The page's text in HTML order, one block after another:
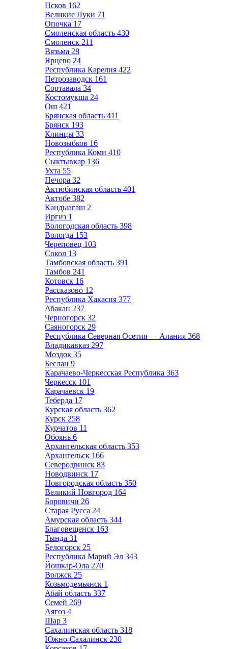
Псков 162
Великие Луки 71
Опочка 17
Смоленская область 430
Смоленск 211
Вязьма 28
Ярцево 24
Республика Карелия 422
Петрозаводск 161
Сортавала 34
Костомукша 24
Ош 421
Брянская область 411
Брянск 193
Клинцы 33
Новозыбков 16
Республика Коми 410
Сыктывкар 136
Ухта 55
Печора 32
Актюбинская область 401
Актобе 382
Кандыагаш 2
Иргиз 1
Вологодская область 398
Вологда 153
Череповец 103
Сокол 13
Тамбовская область 391
Тамбов 241
Котовск 16
Рассказово 12
Республика Хакасия 377
Абакан 237
Черногорск 32
Саяногорск 29
Республика Северная Осетия — Алания 368
Владикавказ 297
Моздок 35
Беслан 9
Карачаево-Черкесская Республика 363
Черкесск 101
Карачаевск 19
Теберда 17
Курская область 362
Курск 258
Курчатов 11
Обоянь 6
Архангельская область 353
Архангельск 166
Северодвинск 83
Новодвинск 17
Новгородская область 350
Великий Новгород 164
Боровичи 26
Старая Русса 24
Амурская область 344
Благовещенск 163
Тында 31
Белогорск 25
Республика Марий Эл 343
Йошкар-Ола 270
Волжск 25
Козьмодемьянск 1
Абай область 337
Семей 269
Аягоз 4
Шар 3
Сахалинская область 318
Южно-Сахалинск 230